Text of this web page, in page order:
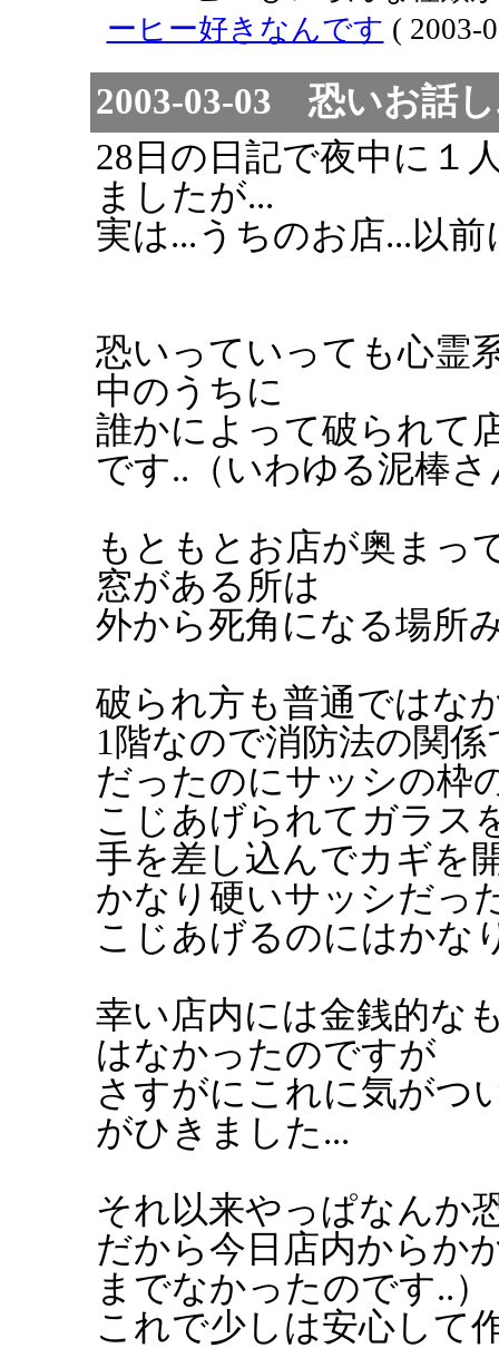
ーヒー好きなんです ( 2003-
2003-03-03 恐いお話し
28日の日記で夜中に１
ましたが...
実は...うちのお店...以
恐いっていっても心霊
中のうちに
誰かによって破られて
です..（いわゆる泥棒
もともとお店が奥まっ
窓がある所は
外から死角になる場所
破られ方も普通ではな
1階なので消防法の関
だったのにサッシの枠
こじあげられてガラス
手を差し込んでカギを
かなり硬いサッシだっ
こじあげるのにはかな
幸い店内には金銭的な
はなかったのですが
さすがにこれに気がつ
がひきました...
それ以来やっぱなんか
だから今日店内からか
までなかったのです..）
これで少しは安心して